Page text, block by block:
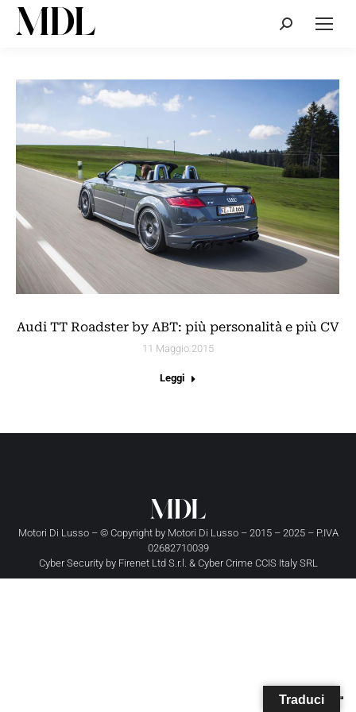
Cerca:
Audi TT Roadster by ABT: più personalità e più CV
11 Maggio 2015
Leggi
Motori Di Lusso – © Copyright by Motori Di Lusso– 2015 – 2025 – P.IVA
02682710039
Cyber Security by Firenet Ltd S.r.l. & Cyber Crime CCIS Italy SRL
Traduci